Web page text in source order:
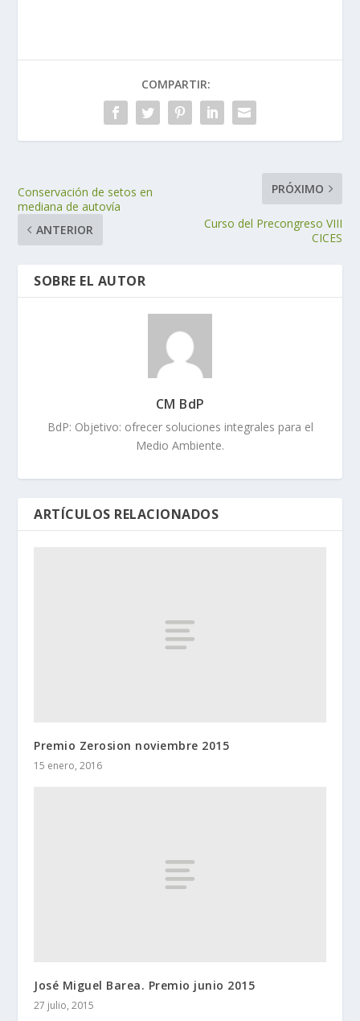
COMPARTIR:
Conservación de setos en
mediana de autovía
ANTERIOR
PRÓXIMO
Curso del Precongreso VIII
CICES
SOBRE EL AUTOR
CM BdP
BdP: Objetivo: ofrecer soluciones integrales para el
Medio Ambiente.
ARTÍCULOS RELACIONADOS
Premio Zerosion noviembre 2015
15 enero, 2016
José Miguel Barea. Premio junio 2015
27 julio, 2015